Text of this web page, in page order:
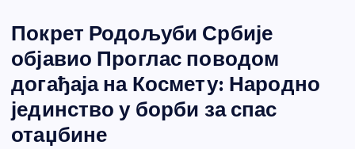
и портал
Покрет Родољуби Србије
објавио Проглас поводом
догађаја на Космету: Народно
јединство у борби за спас
отаџбине